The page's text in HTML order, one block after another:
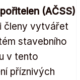
(AČSS)
členy vytvářet
stavebního
v tento
příznivých